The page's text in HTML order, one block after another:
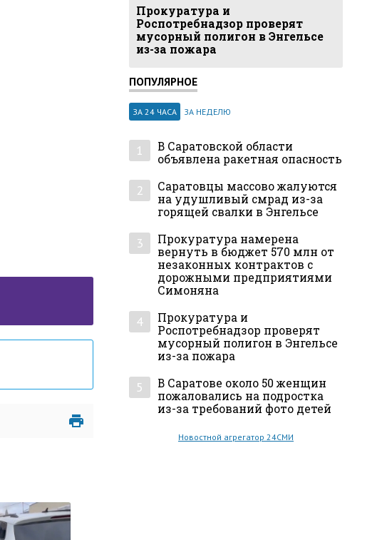
Прокуратура и
Роспотребнадзор проверят
мусорный полигон в Энгельсе
из-за пожара
ПОПУЛЯРНОЕ
ЗА 24 ЧАСА ЗА НЕДЕЛЮ
1
В Саратовской области
объявлена ракетная опасность
2
Саратовцы массово жалуются
на удушливый смрад из-за
горящей свалки в Энгельсе
3
Прокуратура намерена
вернуть в бюджет 570 млн от
незаконных контрактов с
дорожными предприятиями
Симоняна
4
Прокуратура и
Роспотребнадзор проверят
мусорный полигон в Энгельсе
из-за пожара
5
В Саратове около 50 женщин
пожаловались на подростка
из-за требований фото детей
Новостной агрегатор 24СМИ